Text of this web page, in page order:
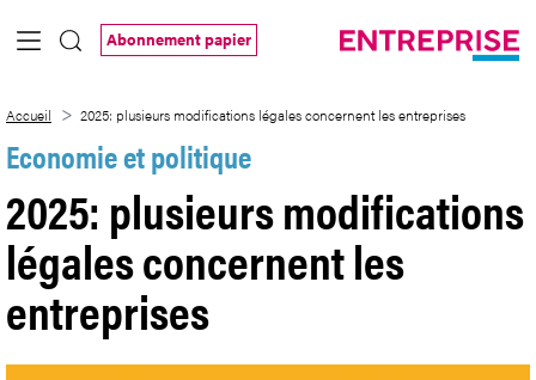
Saut au contenu principal
Abonnement papier
Accueil 2025: plusieurs modifications légales concernent les entreprises
Economie et politique
2025: plusieurs modifications
légales concernent les
entreprises